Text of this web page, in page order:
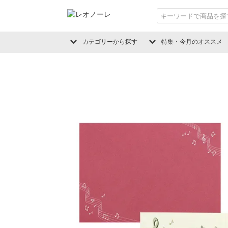
カテゴリーから探す 特集・今月のオススメ